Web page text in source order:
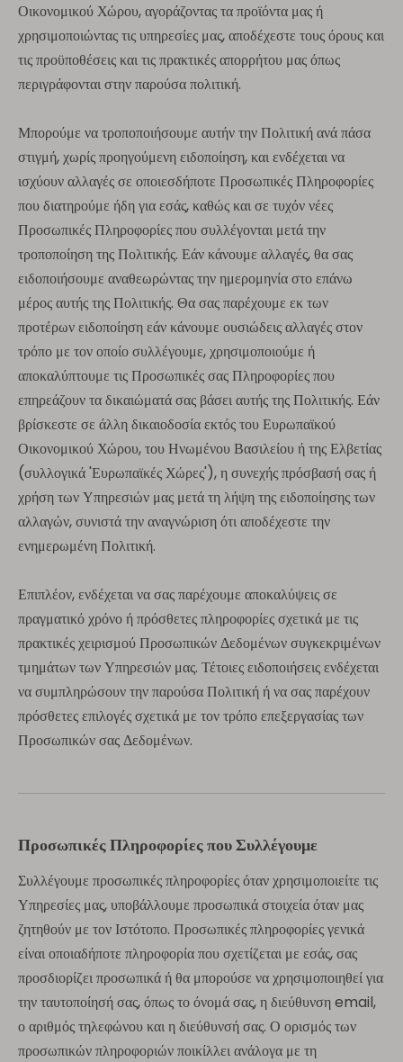
Οικονομικού Χώρου, αγοράζοντας τα προϊόντα μας ή
χρησιμοποιώντας τις υπηρεσίες μας, αποδέχεστε τους όρους και
τις προϋποθέσεις και τις πρακτικές απορρήτου μας όπως
περιγράφονται στην παρούσα πολιτική.
Μπορούμε να τροποποιήσουμε αυτήν την Πολιτική ανά πάσα
στιγμή, χωρίς προηγούμενη ειδοποίηση, και ενδέχεται να
ισχύουν αλλαγές σε οποιεσδήποτε Προσωπικές Πληροφορίες
που διατηρούμε ήδη για εσάς, καθώς και σε τυχόν νέες
Προσωπικές Πληροφορίες που συλλέγονται μετά την
τροποποίηση της Πολιτικής. Εάν κάνουμε αλλαγές, θα σας
ειδοποιήσουμε αναθεωρώντας την ημερομηνία στο επάνω
μέρος αυτής της Πολιτικής. Θα σας παρέχουμε εκ των
προτέρων ειδοποίηση εάν κάνουμε ουσιώδεις αλλαγές στον
τρόπο με τον οποίο συλλέγουμε, χρησιμοποιούμε ή
αποκαλύπτουμε τις Προσωπικές σας Πληροφορίες που
επηρεάζουν τα δικαιώματά σας βάσει αυτής της Πολιτικής. Εάν
βρίσκεστε σε άλλη δικαιοδοσία εκτός του Ευρωπαϊκού
Οικονομικού Χώρου, του Ηνωμένου Βασιλείου ή της Ελβετίας
(συλλογικά 'Ευρωπαϊκές Χώρες'), η συνεχής πρόσβασή σας ή
χρήση των Υπηρεσιών μας μετά τη λήψη της ειδοποίησης των
αλλαγών, συνιστά την αναγνώριση ότι αποδέχεστε την
ενημερωμένη Πολιτική.
Επιπλέον, ενδέχεται να σας παρέχουμε αποκαλύψεις σε
πραγματικό χρόνο ή πρόσθετες πληροφορίες σχετικά με τις
πρακτικές χειρισμού Προσωπικών Δεδομένων συγκεκριμένων
τμημάτων των Υπηρεσιών μας. Τέτοιες ειδοποιήσεις ενδέχεται
να συμπληρώσουν την παρούσα Πολιτική ή να σας παρέχουν
πρόσθετες επιλογές σχετικά με τον τρόπο επεξεργασίας των
Προσωπικών σας Δεδομένων.
Προσωπικές Πληροφορίες που Συλλέγουμε
Συλλέγουμε προσωπικές πληροφορίες όταν χρησιμοποιείτε τις
Υπηρεσίες μας, υποβάλλουμε προσωπικά στοιχεία όταν μας
ζητηθούν με τον Ιστότοπο. Προσωπικές πληροφορίες γενικά
είναι οποιαδήποτε πληροφορία που σχετίζεται με εσάς, σας
προσδιορίζει προσωπικά ή θα μπορούσε να χρησιμοποιηθεί για
την ταυτοποίησή σας, όπως το όνομά σας, η διεύθυνση email,
ο αριθμός τηλεφώνου και η διεύθυνσή σας. Ο ορισμός των
προσωπικών πληροφοριών ποικίλλει ανάλογα με τη